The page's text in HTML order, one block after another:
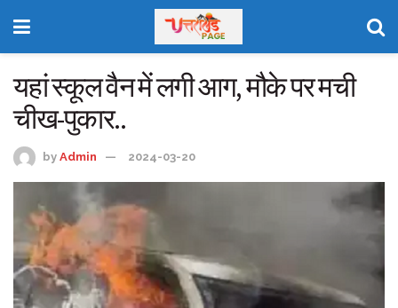
यहां स्कूल वैन में लगी आग, मौके पर मची
चीख-पुकार..
by Admin 2024-03-20